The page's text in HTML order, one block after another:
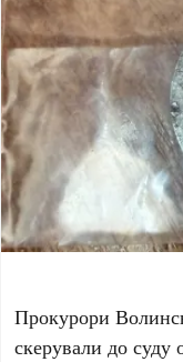
Прокурори
скерували до суду